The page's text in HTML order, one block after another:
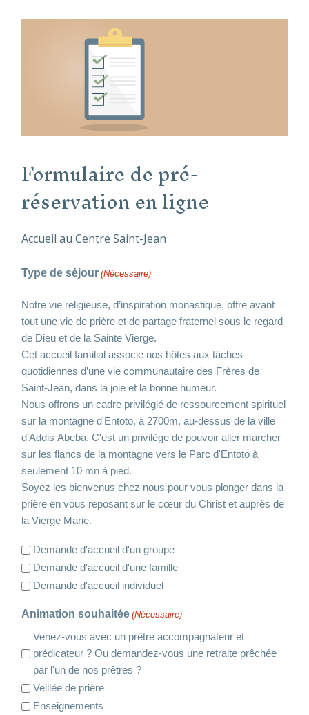
Formulaire de pré-
réservation en ligne
Accueil au Centre Saint-Jean
Type de séjour (Nécessaire)
Notre vie religieuse, d’inspiration monastique, offre avant
tout une vie de prière et de partage fraternel sous le regard
de Dieu et de la Sainte Vierge.
Cet accueil familial associe nos hôtes aux tâches
quotidiennes d’une vie communautaire des Frères de
Saint-Jean, dans la joie et la bonne humeur.
Nous offrons un cadre privilégié de ressourcement spirituel
sur la montagne d'Entoto, à 2700m, au-dessus de la ville
d'Addis Abeba. C'est un privilège de pouvoir aller marcher
sur les flancs de la montagne vers le Parc d'Entoto à
seulement 10 mn à pied.
Soyez les bienvenus chez nous pour vous plonger dans la
prière en vous reposant sur le cœur du Christ et auprès de
la Vierge Marie.
Demande d'accueil d'un groupe
Demande d'accueil d'une famille
Demande d'accueil individuel
Animation souhaitée (Nécessaire)
Venez-vous avec un prêtre accompagnateur et
prédicateur ? Ou demandez-vous une retraite prêchée
par l'un de nos prêtres ?
Veillée de prière
Enseignements